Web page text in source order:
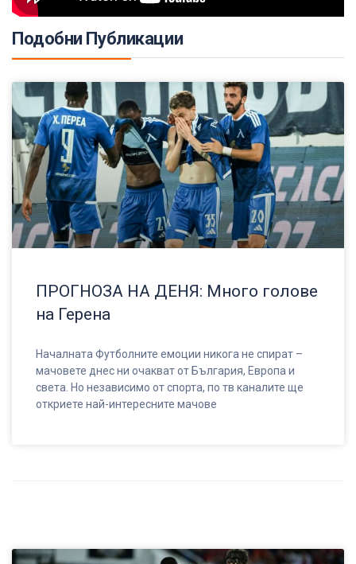
Подобни Публикации
ПРОГНОЗА НА ДЕНЯ: Много голове
на Герена
Началната Футболните емоции никога не спират –
мачовете днес ни очакват от България, Европа и
света. Но независимо от спорта, по тв каналите ще
откриете най-интересните мачове